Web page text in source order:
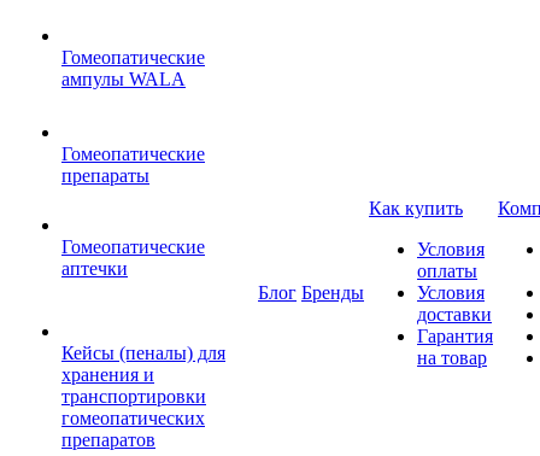
Гомеопатические
ампулы WALA
Гомеопатические
препараты
Гомеопатические
аптечки
Кейсы (пеналы) для
хранения и
транспортировки
гомеопатических
препаратов
Блог Бренды
Как купить
Условия
оплаты
Условия
доставки
Гарантия
на товар